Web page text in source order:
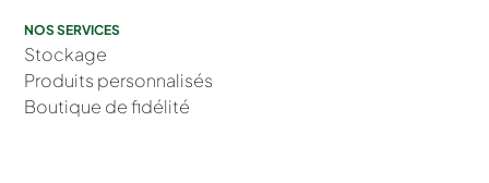
NOS SERVICES
Stockage
Produits personnalisés
Boutique de fidélité